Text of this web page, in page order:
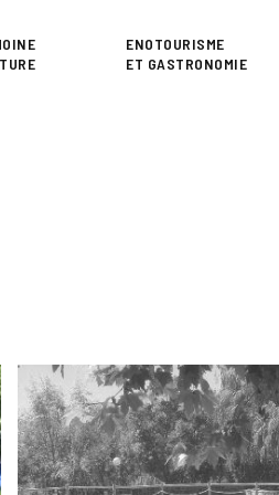
ENOTOURISME
ET GASTRONOMIE